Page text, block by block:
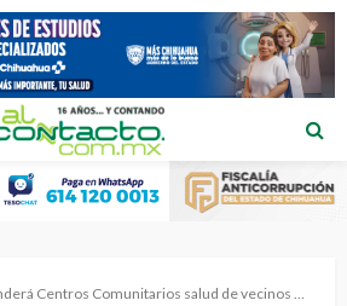
Centros Comunitarios salud de vecinos en la colonia Felipe Ángeles.